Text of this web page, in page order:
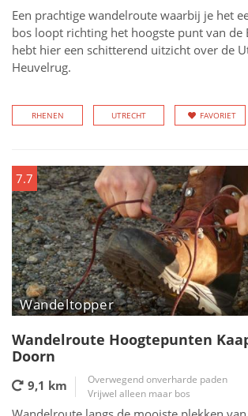
Een prachtige wandelroute waarbij je het
bos loopt richting het hoogste punt van de
hebt hier een schitterend uitzicht over de
Heuvelrug.
RHENEN UTRECHT FAVORIET
7.7
Wandeltopper
Wandelroute Hoogtepunten
Doorn
9,1 km
Overwegend onverharde paden
Vrijwel alleen maar bos